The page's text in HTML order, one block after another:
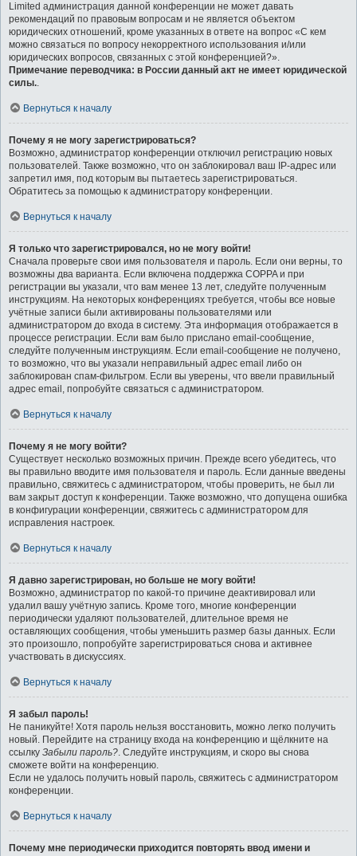
Limited администрация данной конференции не может давать
рекомендаций по правовым вопросам и не является объектом
юридических отношений, кроме указанных в ответе на вопрос «С кем
можно связаться по вопросу некорректного использования и/или
юридических вопросов, связанных с этой конференцией?».
Примечание переводчика: в России данный акт не имеет юридической
силы..
Вернуться к началу
Почему я не могу зарегистрироваться?
Возможно, администратор конференции отключил регистрацию новых
пользователей. Также возможно, что он заблокировал ваш IP-адрес или
запретил имя, под которым вы пытаетесь зарегистрироваться.
Обратитесь за помощью к администратору конференции.
Вернуться к началу
Я только что зарегистрировался, но не могу войти!
Сначала проверьте свои имя пользователя и пароль. Если они верны, то
возможны два варианта. Если включена поддержка COPPA и при
регистрации вы указали, что вам менее 13 лет, следуйте полученным
инструкциям. На некоторых конференциях требуется, чтобы все новые
учётные записи были активированы пользователями или
администратором до входа в систему. Эта информация отображается в
процессе регистрации. Если вам было прислано email-сообщение,
следуйте полученным инструкциям. Если email-сообщение не получено,
то возможно, что вы указали неправильный адрес email либо он
заблокирован спам-фильтром. Если вы уверены, что ввели правильный
адрес email, попробуйте связаться с администратором.
Вернуться к началу
Почему я не могу войти?
Существует несколько возможных причин. Прежде всего убедитесь, что
вы правильно вводите имя пользователя и пароль. Если данные введены
правильно, свяжитесь с администратором, чтобы проверить, не был ли
вам закрыт доступ к конференции. Также возможно, что допущена ошибка
в конфигурации конференции, свяжитесь с администратором для
исправления настроек.
Вернуться к началу
Я давно зарегистрирован, но больше не могу войти!
Возможно, администратор по какой-то причине деактивировал или
удалил вашу учётную запись. Кроме того, многие конференции
периодически удаляют пользователей, длительное время не
оставляющих сообщения, чтобы уменьшить размер базы данных. Если
это произошло, попробуйте зарегистрироваться снова и активнее
участвовать в дискуссиях.
Вернуться к началу
Я забыл пароль!
Не паникуйте! Хотя пароль нельзя восстановить, можно легко получить
новый. Перейдите на страницу входа на конференцию и щёлкните на
ссылку Забыли пароль?. Следуйте инструкциям, и скоро вы снова
сможете войти на конференцию.
Если не удалось получить новый пароль, свяжитесь с администратором
конференции.
Вернуться к началу
Почему мне периодически приходится повторять ввод имени и